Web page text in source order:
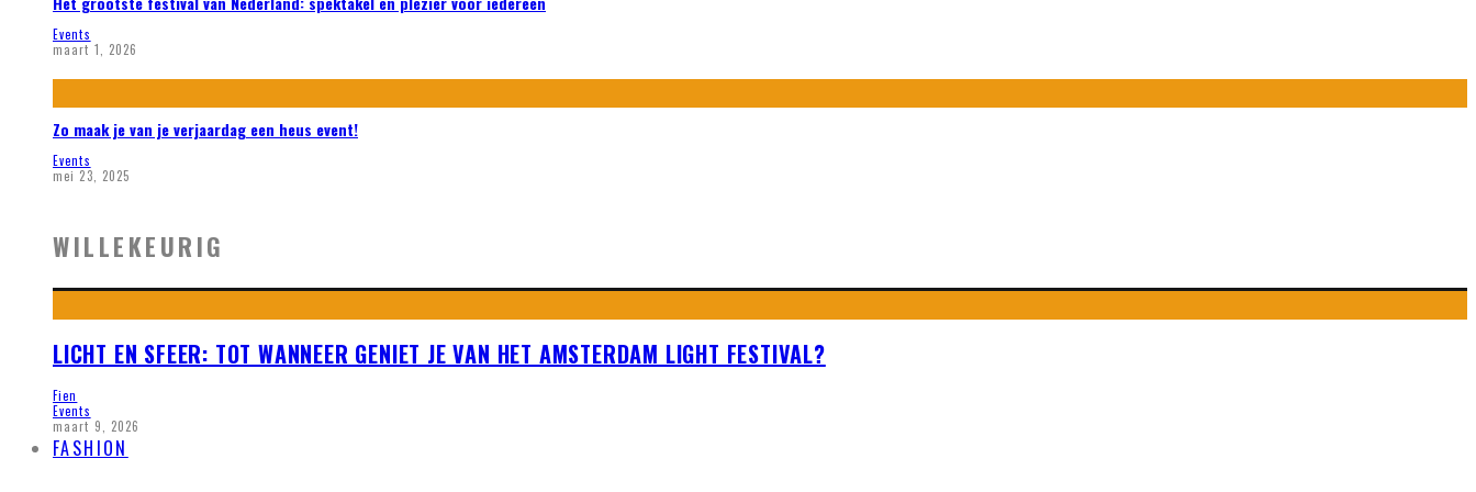
Events
maart 1, 2026
Zo maak je van je verjaardag een heus event!
Events
mei 23, 2025
WILLEKEURIG
LICHT EN SFEER: TOT WANNEER GENIET JE VAN HET AMSTERDAM LIGHT FESTIVAL?
Fien
Events
maart 9, 2026
FASHION